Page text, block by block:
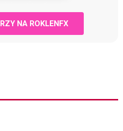
NA ROKLENFX